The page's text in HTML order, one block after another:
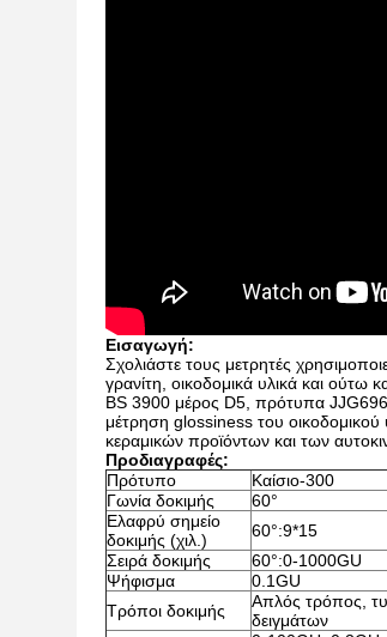
Εισαγωγή:
Σχολιάστε τους μετρητές
γρανίτη, οικοδομικά υλικά και ούτω
BS 3900 μέρος D5, πρότυπα JJG696
μέτρηση glossiness του
κεραμικών προϊόντων και των
Προδιαγραφές:
Πρότυπο
Καίσιο-300
Γωνία δοκιμής
60°
Ελαφρύ σημείο
δοκιμής (χιλ.)
60°:9*15
Σειρά δοκιμής
60°:0-1000GU
Ψήφισμα
0.1GU
Τρόποι δοκιμής
Απλός τρόπος,
δειγμάτων